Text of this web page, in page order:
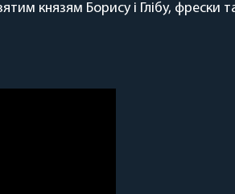
князям Борису і Глібу, фрески